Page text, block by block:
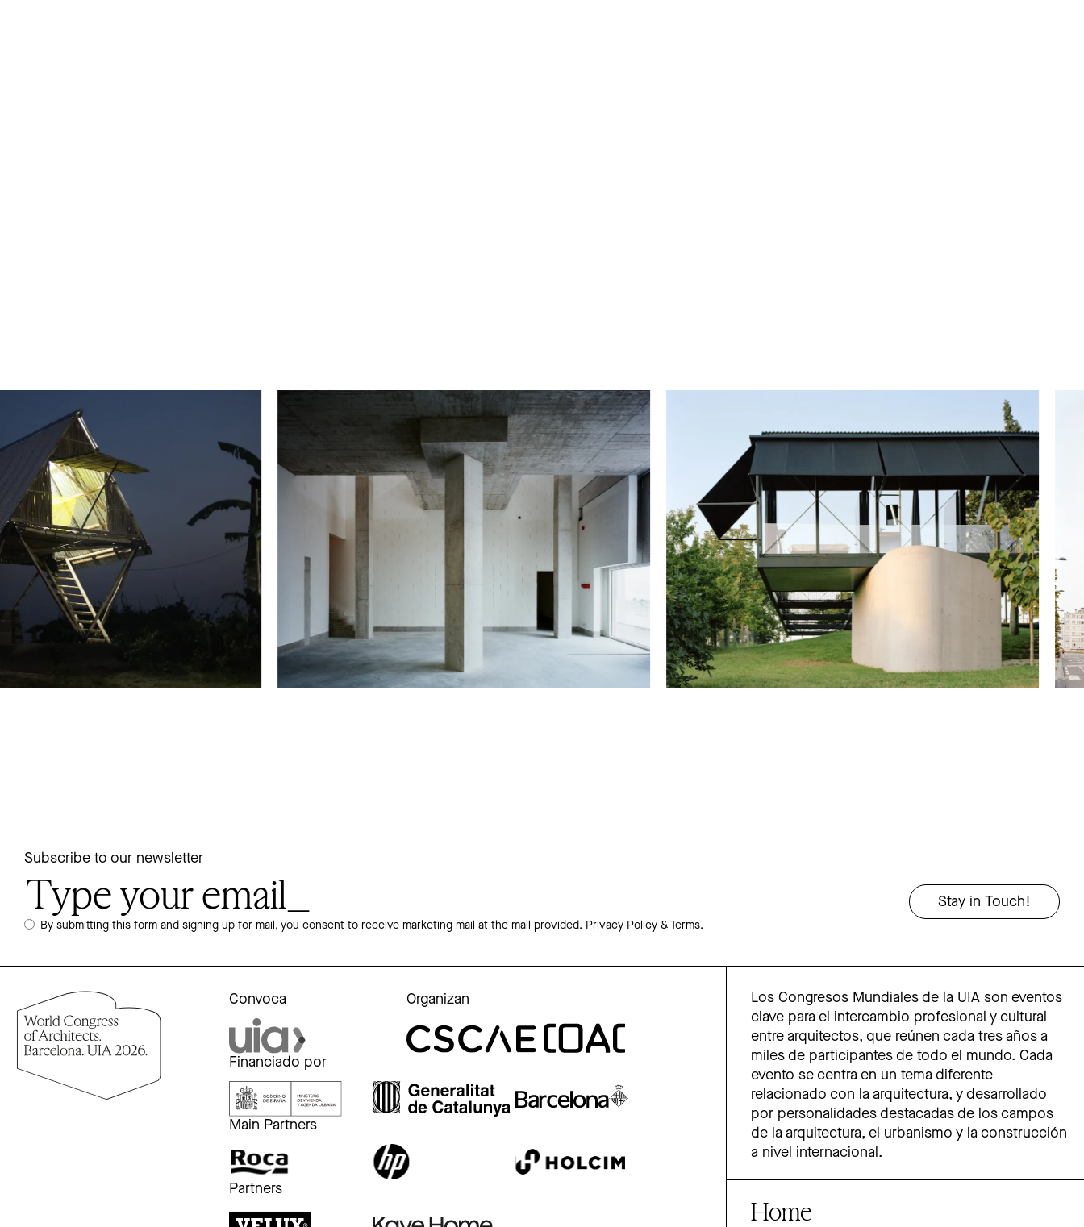
Subscribe to our newsletter
By submitting this form and signing up for mail, you consent to receive marketing mail at the mail provided. Privacy Policy & Terms.
Convoca Organizan
Financiado por
Main Partners
Partners
Los Congresos Mundiales de la UIA son eventos
clave para el intercambio profesional y cultural
entre arquitectos, que reúnen cada tres años a
miles de participantes de todo el mundo. Cada
evento se centra en un tema diferente
relacionado con la arquitectura, y desarrollado
por personalidades destacadas de los campos
de la arquitectura, el urbanismo y la construcción
a nivel internacional.
Home